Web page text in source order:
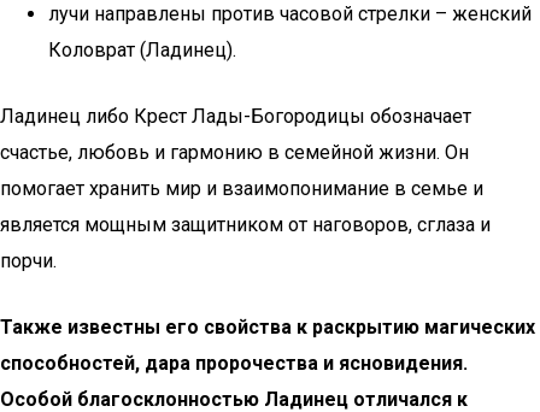
лучи направлены против часовой стрелки – женский
Коловрат (Ладинец).
Ладинец либо Крест Лады-Богородицы обозначает
счастье, любовь и гармонию в семейной жизни. Он
помогает хранить мир и взаимопонимание в семье и
является мощным защитником от наговоров, сглаза и
порчи.
Также известны его свойства к раскрытию магических
способностей, дара пророчества и ясновидения.
Особой благосклонностью Ладинец отличался к